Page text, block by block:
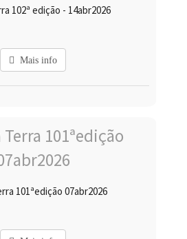
102ª edição - 14abr2026
Mais info
101ªedição 07abr2026